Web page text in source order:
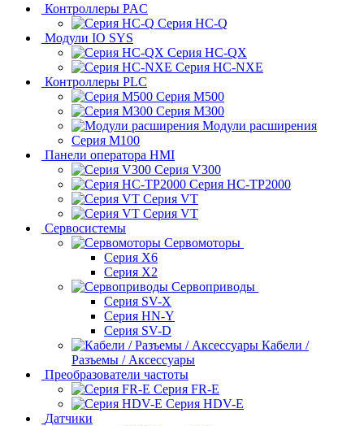
Контроллеры PAC
Серия HC-Q
Модули IO SYS
Серия HC-QX
Серия HC-NXE
Контроллеры PLC
Серия M500
Серия M300
Модули расширения
Серия M100
Панели оператора HMI
Серия V300
Серия HC-TP2000
Серия VT
Серия VT
Сервосистемы
Сервомоторы
Серия X6
Серия X2
Сервоприводы
Серия SV-X
Серия HN-Y
Серия SV-D
Кабели /
Разъемы / Аксессуары
Преобразователи частоты
Серия FR-E
Серия HDV-E
Датчики